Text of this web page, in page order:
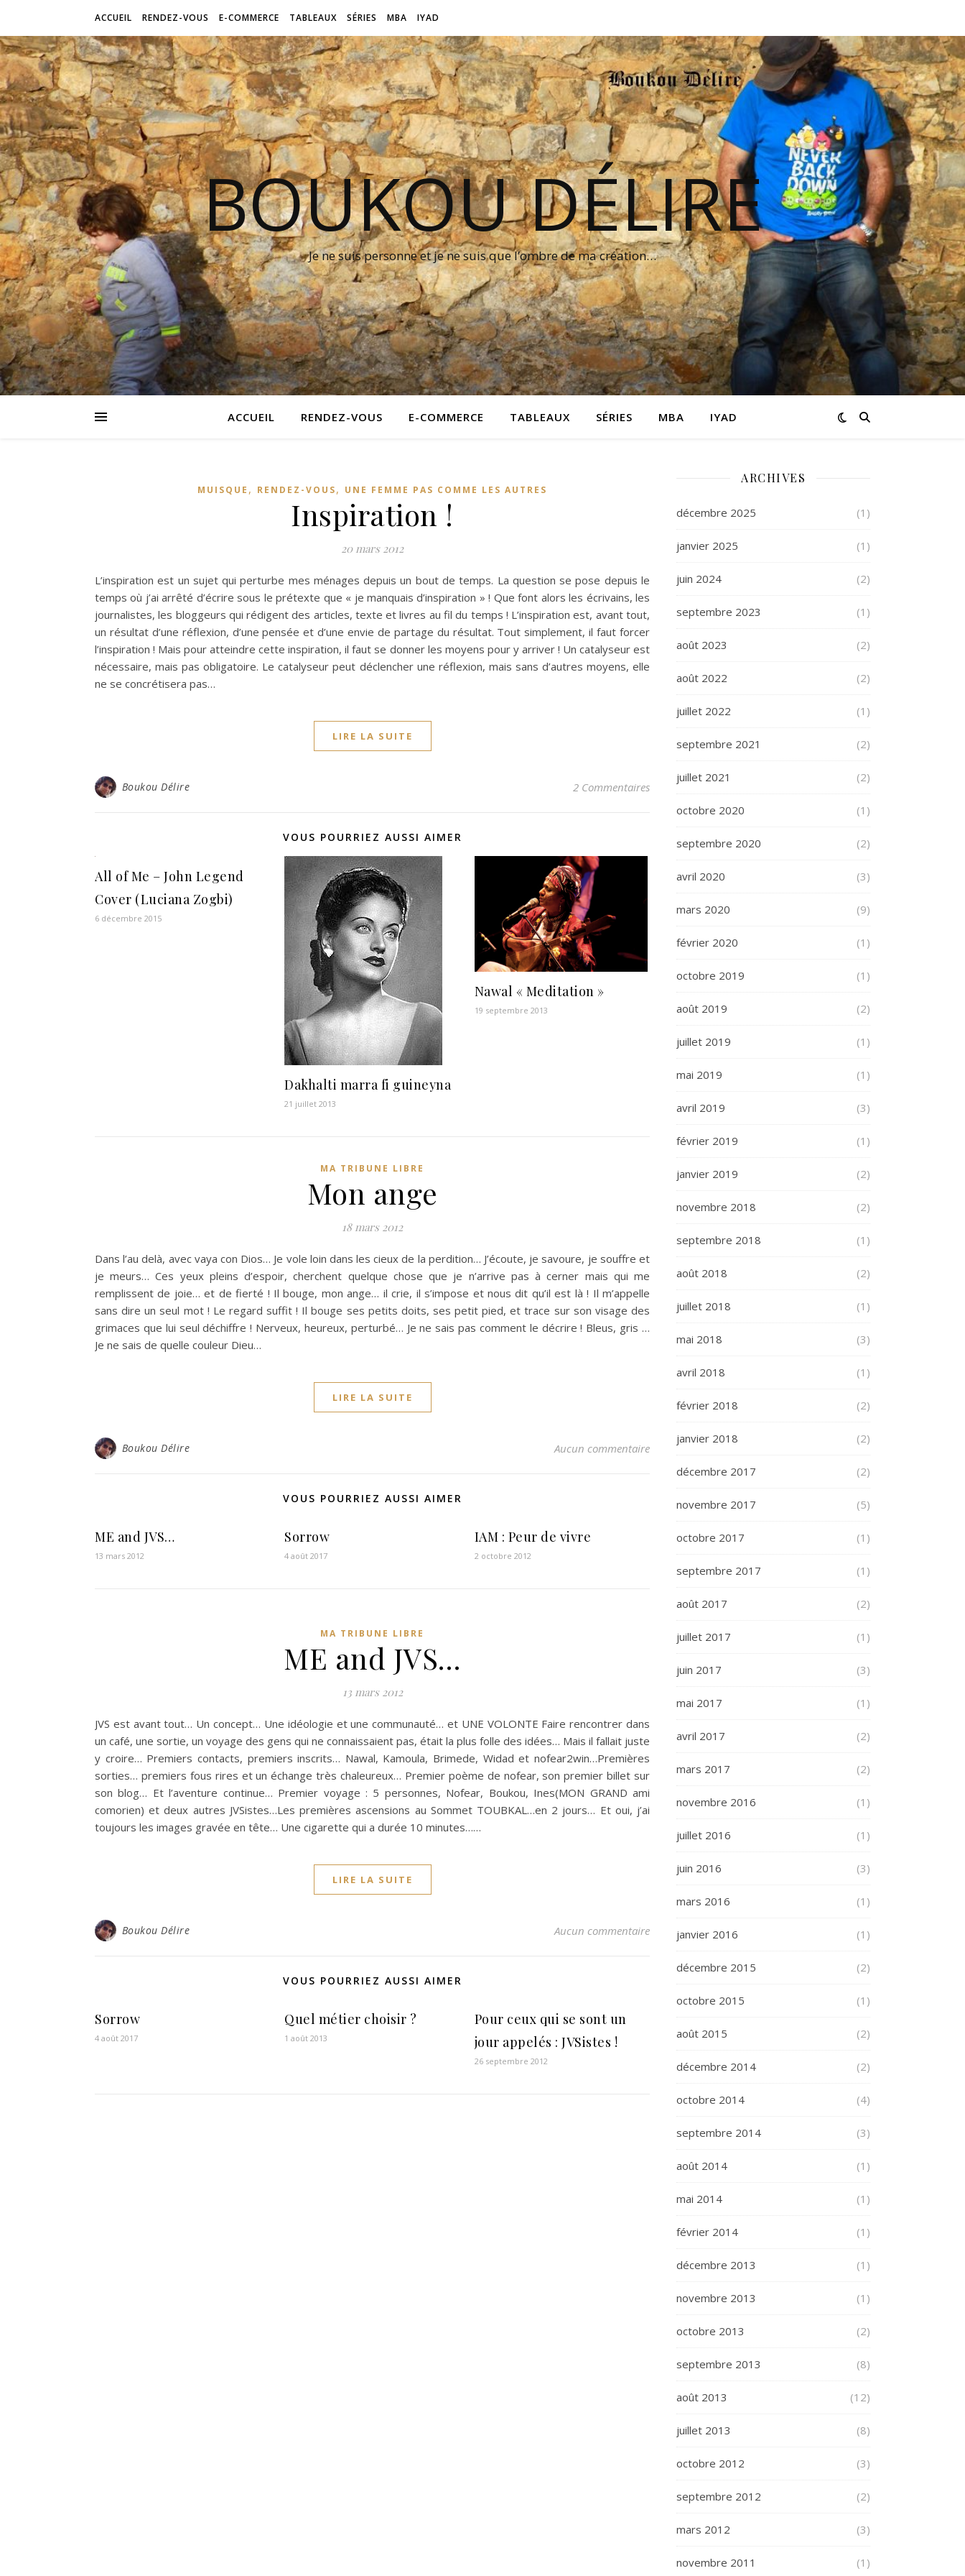
ACCUEIL RENDEZ-VOUS E-COMMERCE TABLEAUX SÉRIES MBA IYAD
BOUKOU DÉLIRE
Je ne suis personne et je ne suis que l’ombre de ma création…
ACCUEIL RENDEZ-VOUS E-COMMERCE TABLEAUX SÉRIES MBA IYAD
MUISQUE , RENDEZ-VOUS, UNE FEMME PAS COMME LES AUTRES
Inspiration !
20 mars 2012
L’inspiration est un sujet qui perturbe mes ménages depuis un bout de temps. La question se pose depuis le
temps où j’ai arrêté d’écrire sous le prétexte que « je manquais d’inspiration » ! Que font alors les écrivains, les
journalistes, les bloggeurs qui rédigent des articles, texte et livres au fil du temps ! L’inspiration est, avant tout,
un résultat d’une réflexion, d’une pensée et d’une envie de partage du résultat. Tout simplement, il faut forcer
l’inspiration ! Mais pour atteindre cette inspiration, il faut se donner les moyens pour y arriver ! Un catalyseur est
nécessaire, mais pas obligatoire. Le catalyseur peut déclencher une réflexion, mais sans d’autres moyens, elle
ne se concrétisera pas…
LIRE LA SUITE
Boukou Délire 2 Commentaires
VOUS POURRIEZ AUSSI AIMER
All of Me – John Legend
Cover (Luciana Zogbi)
6 décembre 2015
Dakhalti marra fi guineyna
21 juillet 2013
Nawal « Meditation »
19 septembre 2013
MA TRIBUNE LIBRE
Mon ange
18 mars 2012
Dans l’au delà, avec vaya con Dios… Je vole loin dans les cieux de la perdition… J’écoute, je savoure, je souffre et
je meurs… Ces yeux pleins d’espoir, cherchent quelque chose que je n’arrive pas à cerner mais qui me
remplissent de joie… et de fierté ! Il bouge, mon ange… il crie, il s’impose et nous dit qu’il est là ! Il m’appelle
sans dire un seul mot ! Le regard suffit ! Il bouge ses petits doits, ses petit pied, et trace sur son visage des
grimaces que lui seul déchiffre ! Nerveux, heureux, perturbé… Je ne sais pas comment le décrire ! Bleus, gris …
Je ne sais de quelle couleur Dieu…
LIRE LA SUITE
Boukou Délire Aucun commentaire
VOUS POURRIEZ AUSSI AIMER
ME and JVS…
13 mars 2012
Sorrow
4 août 2017
IAM : Peur de vivre
2 octobre 2012
MA TRIBUNE LIBRE
ME and JVS…
13 mars 2012
JVS est avant tout… Un concept… Une idéologie et une communauté… et UNE VOLONTE Faire rencontrer dans
un café, une sortie, un voyage des gens qui ne connaissaient pas, était la plus folle des idées… Mais il fallait juste
y croire… Premiers contacts, premiers inscrits… Nawal, Kamoula, Brimede, Widad et nofear2win…Premières
sorties… premiers fous rires et un échange très chaleureux… Premier poème de nofear, son premier billet sur
son blog… Et l’aventure continue… Premier voyage : 5 personnes, Nofear, Boukou, Ines(MON GRAND ami
comorien) et deux autres JVSistes…Les premières ascensions au Sommet TOUBKAL…en 2 jours… Et oui, j’ai
toujours les images gravée en tête… Une cigarette qui a durée 10 minutes……
LIRE LA SUITE
Boukou Délire Aucun commentaire
VOUS POURRIEZ AUSSI AIMER
Sorrow
4 août 2017
Quel métier choisir ?
1 août 2013
Pour ceux qui se sont un
jour appelés : JVSistes !
26 septembre 2012
ARCHIVES
décembre 2025 (1)
janvier 2025 (1)
juin 2024 (2)
septembre 2023 (1)
août 2023 (2)
août 2022 (2)
juillet 2022 (1)
septembre 2021 (2)
juillet 2021 (2)
octobre 2020 (1)
septembre 2020 (2)
avril 2020 (3)
mars 2020 (9)
février 2020 (1)
octobre 2019 (1)
août 2019 (2)
juillet 2019 (1)
mai 2019 (1)
avril 2019 (3)
février 2019 (1)
janvier 2019 (2)
novembre 2018 (2)
septembre 2018 (1)
août 2018 (2)
juillet 2018 (1)
mai 2018 (3)
avril 2018 (1)
février 2018 (2)
janvier 2018 (2)
décembre 2017 (2)
novembre 2017 (5)
octobre 2017 (1)
septembre 2017 (1)
août 2017 (2)
juillet 2017 (1)
juin 2017 (3)
mai 2017 (1)
avril 2017 (2)
mars 2017 (2)
novembre 2016 (1)
juillet 2016 (1)
juin 2016 (3)
mars 2016 (1)
janvier 2016 (1)
décembre 2015 (2)
octobre 2015 (1)
août 2015 (2)
décembre 2014 (2)
octobre 2014 (4)
septembre 2014 (3)
août 2014 (1)
mai 2014 (1)
février 2014 (1)
décembre 2013 (1)
novembre 2013 (1)
octobre 2013 (2)
septembre 2013 (8)
août 2013 (12)
juillet 2013 (8)
octobre 2012 (3)
septembre 2012 (2)
mars 2012 (3)
novembre 2011 (1)